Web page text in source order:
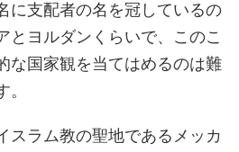
に支配者の名を冠しているの
とヨルダンくらいで、このこ
な国家観を当てはめるのは難
スラム教の聖地であるメッカ